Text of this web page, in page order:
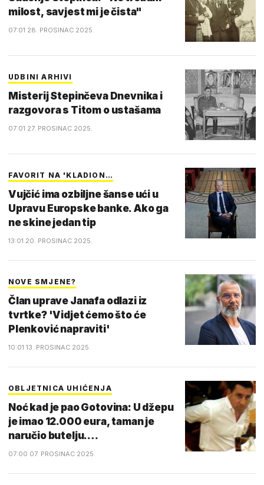
milost, savjest mi je čista"
07:01 28. PROSINAC 2025.
UDBINI ARHIVI
Misterij Stepinčeva Dnevnika i
razgovora s Titom o ustašama
07:01 27. PROSINAC 2025.
FAVORIT NA 'KLADION…
Vujčić ima ozbiljne šanse ući u
Upravu Europske banke. Ako ga
ne skine jedan tip
13:01 20. PROSINAC 2025.
NOVE SMJENE?
Član uprave Janafa odlazi iz
tvrtke? 'Vidjet ćemo što će
Plenković napraviti'
10:01 13. PROSINAC 2025.
OBLJETNICA UHIĆENJA
Noć kad je pao Gotovina: U džepu
je imao 12.000 eura, taman je
naručio butelju.…
07:00 07. PROSINAC 2025.